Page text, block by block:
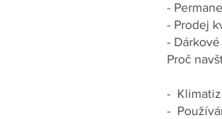
-
- Prodej
-
Proč
-
-